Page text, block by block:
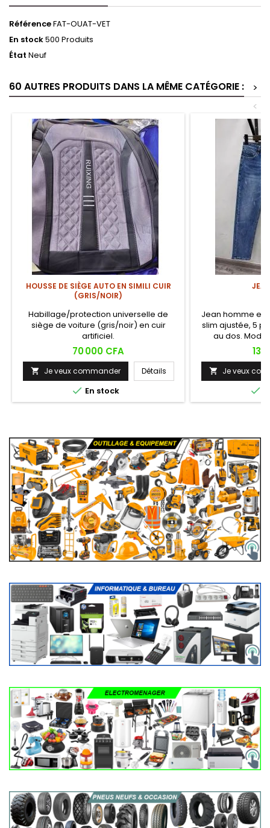
RéférenceFAT-OUAT-VET
En stock500 Produits
État Neuf
60 AUTRES PRODUITS DANS LA MÊME CATÉGORIE :
>
<
HOUSSE DE SIÈGE AUTO EN SIMILI CUIR
(GRIS/NOIR)
Habillage/protection universelle de
siège de voiture (gris/noir) en cuir
artificiel.
Prix
70 000 CFA
 Je veux commander Détails
 En stock
Jean homme en
slim ajustée, 5
au dos.
Prix
13
 Je veux
